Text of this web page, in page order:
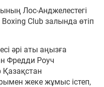
Лос-Анджелестегі
Boxing Club залында өтіп
әрі аты аңызға
Фредди Роуч
жеке жұмыс істеп,